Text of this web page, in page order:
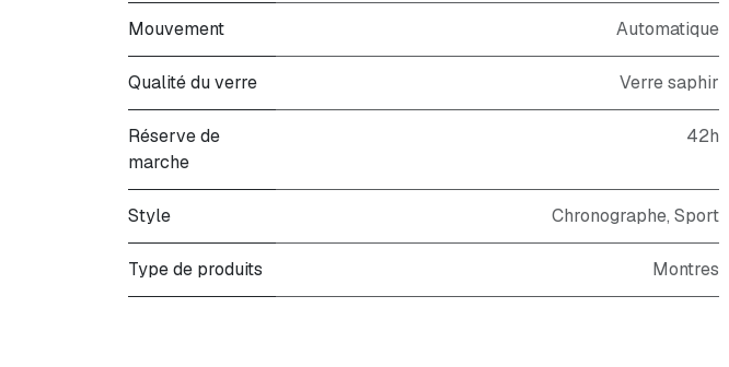
Mouvement Automatique
Qualité du verre Verre saphir
Réserve de
marche
42h
Style Chronographe, Sport
Type de produits Montres